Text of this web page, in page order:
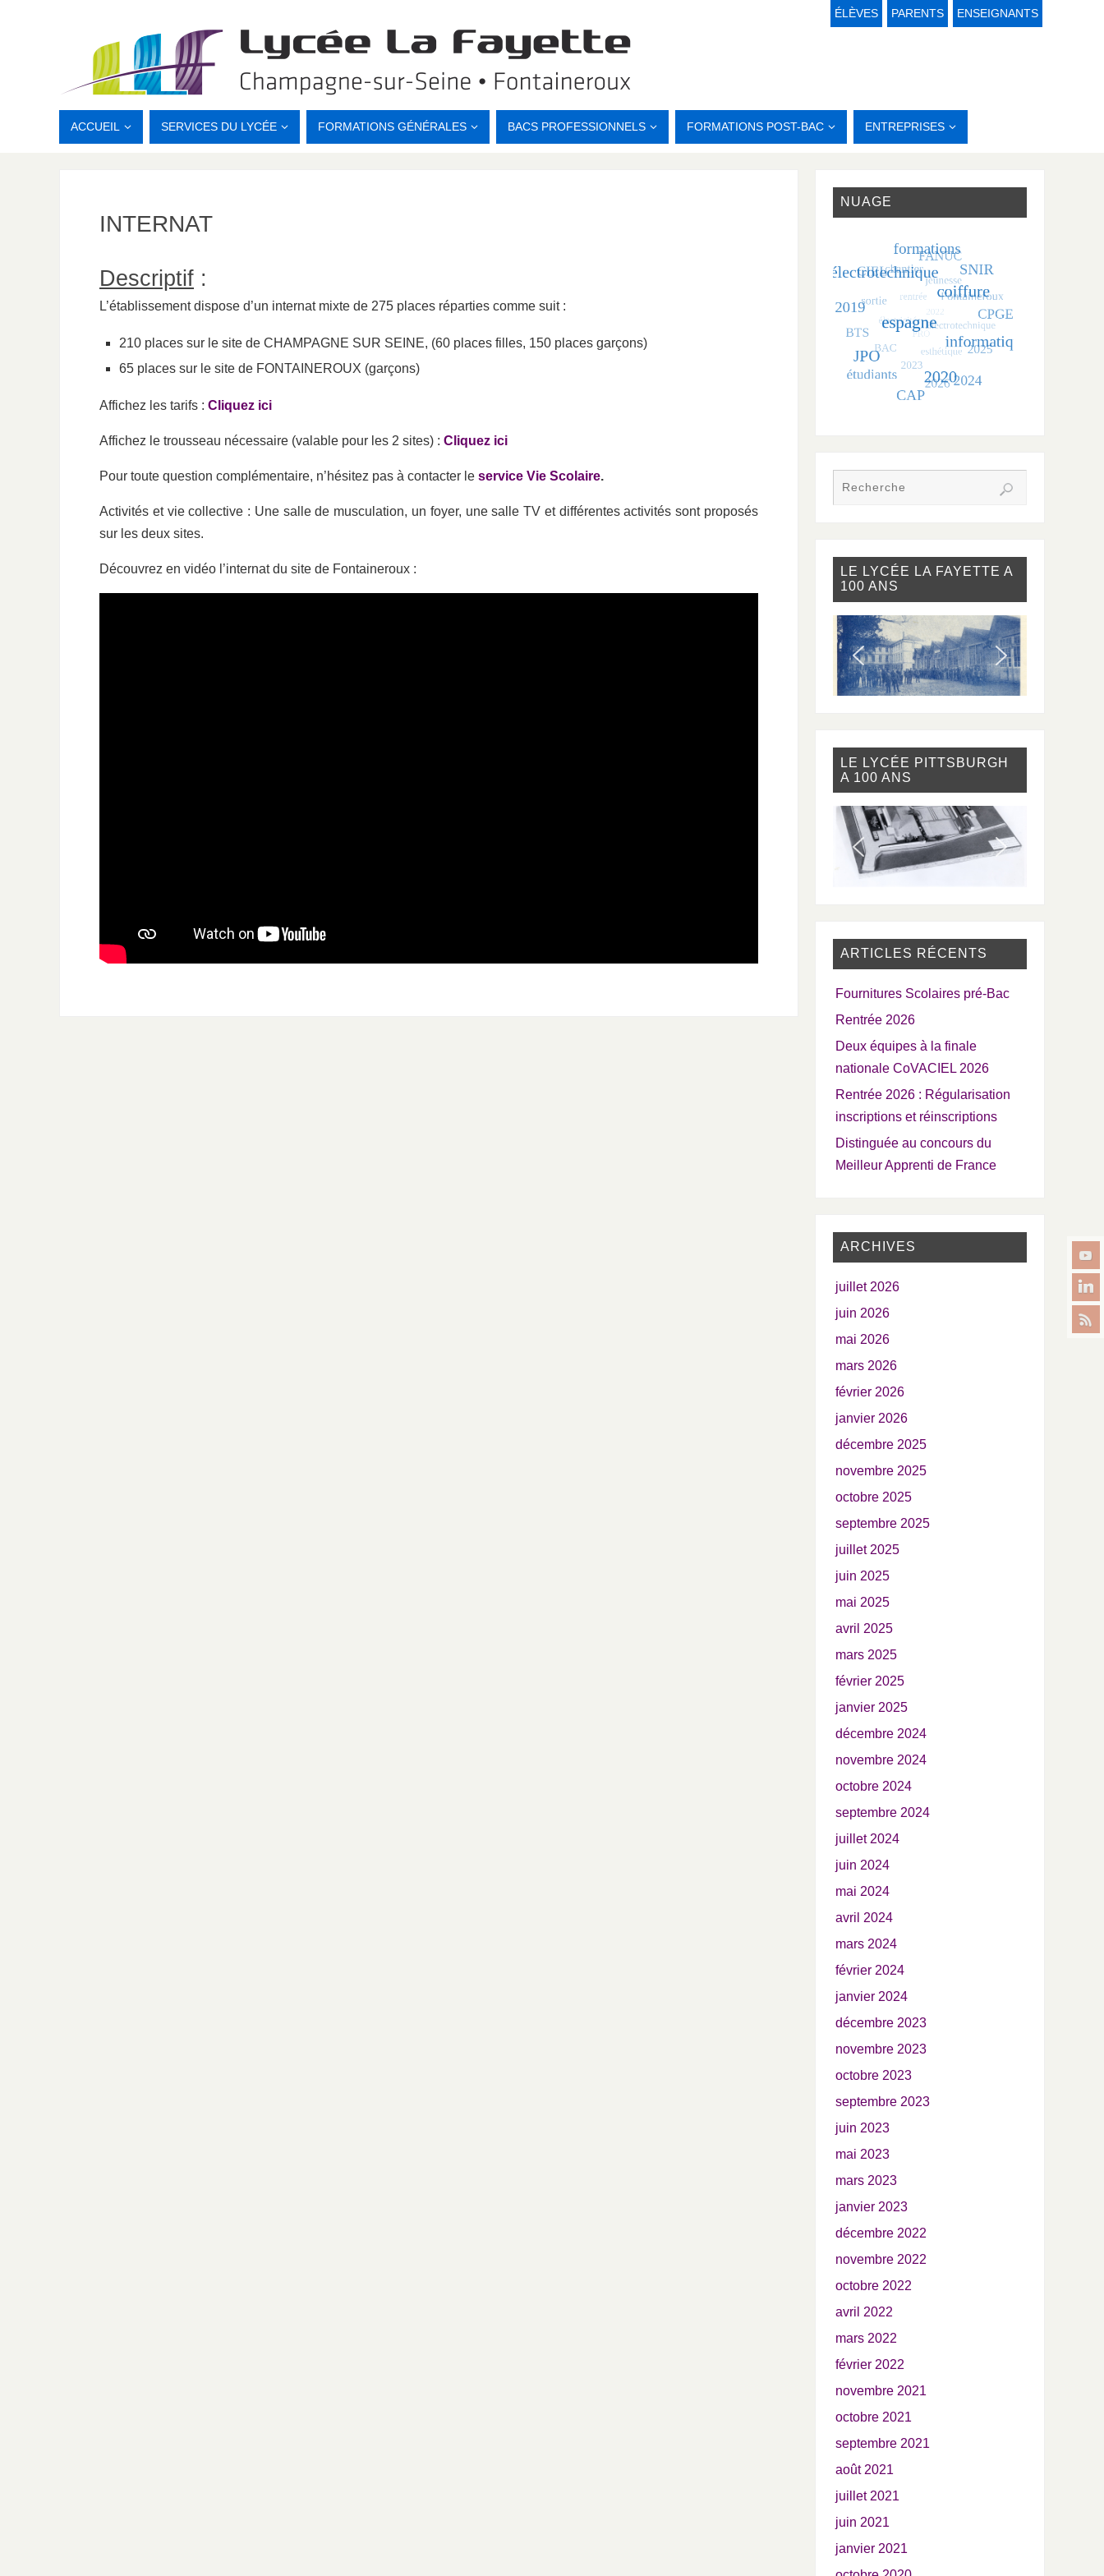
ÉLÈVES PARENTS ENSEIGNANTS
ACCUEIL SERVICES DU LYCÉE FORMATIONS GÉNÉRALES BACS PROFESSIONNELS FORMATIONS POST-BAC ENTREPRISES
INTERNAT
Descriptif :
L’établissement dispose d’un internat mixte de 275 places réparties comme suit :
210 places sur le site de CHAMPAGNE SUR SEINE, (60 places filles, 150 places garçons)
65 places sur le site de FONTAINEROUX (garçons)
Affichez les tarifs : Cliquez ici
Affichez le trousseau nécessaire (valable pour les 2 sites) : Cliquez ici
Pour toute question complémentaire, n’hésitez pas à contacter le service Vie Scolaire.
Activités et vie collective : Une salle de musculation, un foyer, une salle TV et différentes activités sont proposés
sur les deux sites.
Découvrez en vidéo l’internat du site de Fontaineroux :
NUAGE
LE LYCÉE LA FAYETTE A
100 ANS
LE LYCÉE PITTSBURGH
A 100 ANS
ARTICLES RÉCENTS
Fournitures Scolaires pré-Bac
Rentrée 2026
Deux équipes à la finale
nationale CoVACIEL 2026
Rentrée 2026 : Régularisation
inscriptions et réinscriptions
Distinguée au concours du
Meilleur Apprenti de France
ARCHIVES
juillet 2026
juin 2026
mai 2026
mars 2026
février 2026
janvier 2026
décembre 2025
novembre 2025
octobre 2025
septembre 2025
juillet 2025
juin 2025
mai 2025
avril 2025
mars 2025
février 2025
janvier 2025
décembre 2024
novembre 2024
octobre 2024
septembre 2024
juillet 2024
juin 2024
mai 2024
avril 2024
mars 2024
février 2024
janvier 2024
décembre 2023
novembre 2023
octobre 2023
septembre 2023
juin 2023
mai 2023
mars 2023
janvier 2023
décembre 2022
novembre 2022
octobre 2022
avril 2022
mars 2022
février 2022
novembre 2021
octobre 2021
septembre 2021
août 2021
juillet 2021
juin 2021
janvier 2021